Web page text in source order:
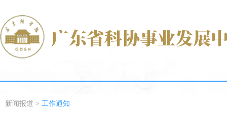
新闻报道 > 工作通知